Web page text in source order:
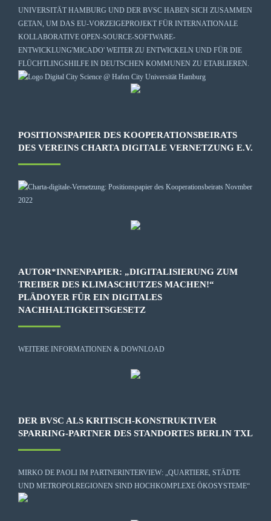
UNIVERSITÄT HAMBURG UND DER BVSC HABEN SICH ZUSAMMEN
GETAN, UM DAS EU-VORZEIGEPROJEKT FÜR INTERNATIONALE
KOLLABORATIVE OPEN-SOURCE-SOFTWARE-
ENTWICKLUNG'MICADO' WEITER ZU ENTWICKELN UND FÜR DIE
FLÜCHTLINGSHILFE IN DEUTSCHEN KOMMUNEN ZU ETABLIEREN.
POSITIONSPAPIER DES KOOPERATIONSBEIRATS
DES VEREINS CHARTA DIGITALE VERNETZUNG E.V.
AUTOR*INNENPAPIER: „DIGITALISIERUNG ZUM
TREIBER DES KLIMASCHUTZES MACHEN!“
PLÄDOYER FÜR EIN DIGITALES
NACHHALTIGKEITSGESETZ
WEITERE INFORMATIONEN & DOWNLOAD
DER BVSC ALS KRITISCH-KONSTRUKTIVER
SPARRING-PARTNER DES STANDORTES BERLIN TXL
MIRKO DE PAOLI IM PARTNERINTERVIEW: „QUARTIERE, STÄDTE
UND METROPOLREGIONEN SIND HOCHKOMPLEXE ÖKOSYSTEME“